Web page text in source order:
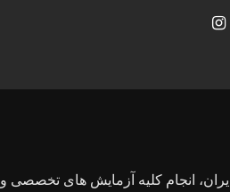
ایران، انجام کلیه آزمایش های تخصصی و